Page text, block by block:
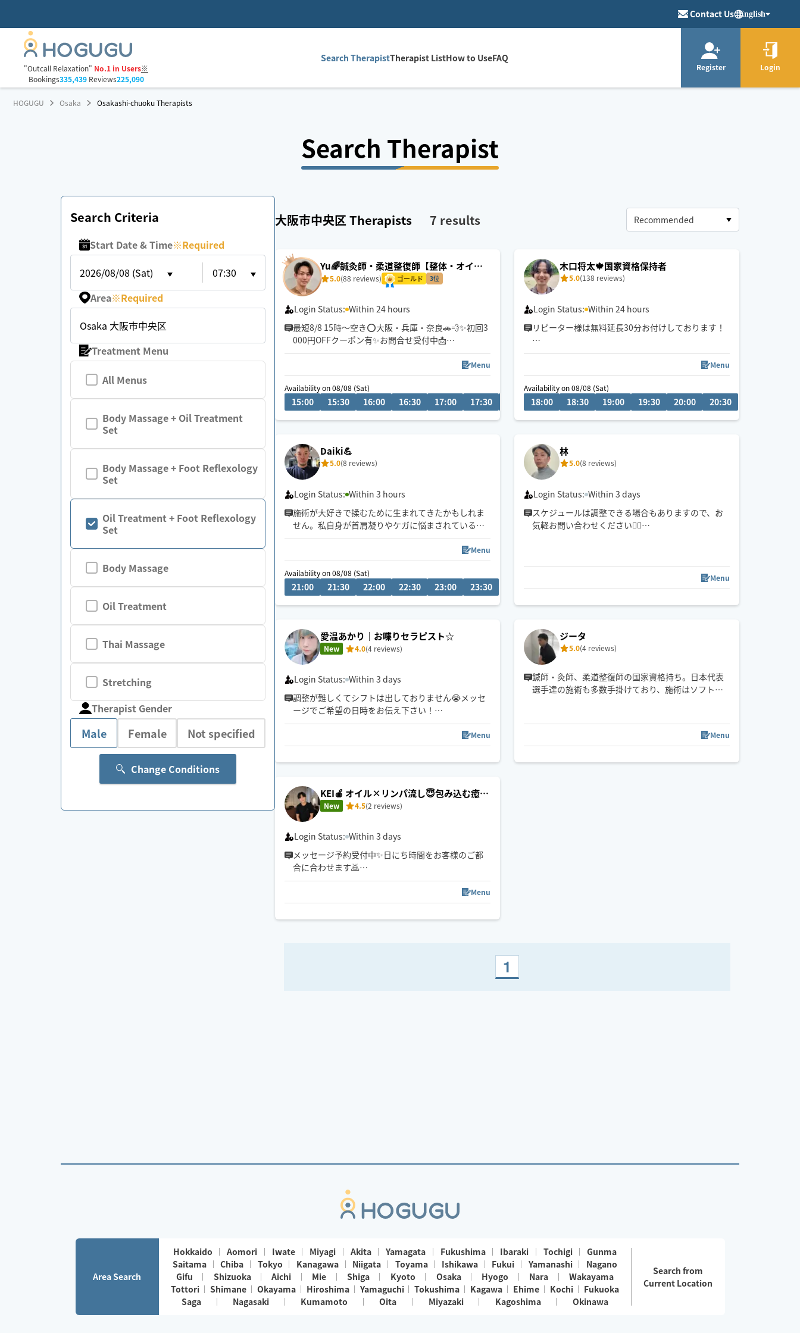
Contact Us English
"Outcall Relaxation" No.1 in Users※
Bookings335,439Reviews225,090
Search TherapistTherapist ListHow to UseFAQ
Register Login
HOGUGU Osaka Osakashi-chuoku Therapists
Search Therapist
Search Criteria
Start Date & Time※Required
2026/08/08 (Sat)
07:30
Area※Required
Osaka 大阪市中央区
Treatment Menu
All Menus
Body Massage + Oil Treatment
Set
Body Massage + Foot Reflexology
Set
Oil Treatment + Foot Reflexology
Set
Body Massage
Oil Treatment
Thai Massage
Stretching
Therapist Gender
Male Female Not specified
Change Conditions
大阪市中央区 Therapists 7 results
Yu🌈鍼灸師・柔道整復師【整体・オイル
マッサージ・フット】
5.0(88 reviews) ゴールド 3位
Login Status: Within 24 hours
最短8/8 15時〜空き⭕️大阪・兵庫・奈良🚗💨✨初回3
000円OFFクーポン有✨お問合せ受付中📩
チャットからもお気軽にお声掛けください。施術中
は遅くなる場合ございますが、必ず返信致します💬
医学知識を基にお一人お一人丁寧に施術させて頂き
Menu
Availability on 08/08 (Sat)
15:00 15:30 16:00 16:30 17:00 17:30 18:30 19:00 19:30 20:00 20:30
木口将太🍁国家資格保持者
5.0(138 reviews)
Login Status: Within 24 hours
リピーター様は無料延長30分お付けしております！
メッセージにて「無料延長希望」とお知らせ下さ
Menu
Availability on 08/08 (Sat)
18:00 18:30 19:00 19:30 20:00 20:30
Daiki💪
5.0(8 reviews)
Login Status: Within 3 hours
施術が大好きで揉むために生まれてきたかもしれま
せん。私自身が首肩凝りやケガに悩まされているた
めお客様の感覚、気持ちに寄り添えるかと思いま
Menu
Availability on 08/08 (Sat)
21:00 21:30 22:00 22:30 23:00 23:30 00:00 00:30 21:00 21:30 22:00 22:30
林
5.0(8 reviews)
Login Status: Within 3 days
スケジュールは調整できる場合もありますので、お
気軽お問い合わせください🙇‍♂️
Menu
愛温あかり｜お喋りセラピスト☆
New 4.0(4 reviews)
Login Status: Within 3 days
調整が難しくてシフトは出しておりません😭メッセ
ージでご希望の日時をお伝え下さい！
お客様1人1人に合った癒しとは？を常に心掛けてお
口コミのご意見、配慮面も改めて見直していきます
🙇‍♀️✨
首・肩・デコルテ・頭まわりを中心に、身体も気持
ちもふっとゆるむ時間を作れますように。
オイルは2種類
セサミ胡麻でツヤツヤ保湿
心をこめて伺います🥺🩵
Menu
ジータ
5.0(4 reviews)
鍼師・灸師、柔道整復師の国家資格持ち。日本代表
選手達の施術も多数手掛けており、施術はソフトか
的自信がありますのでお疲れの方は是非。
Menu
KEI🍎 オイル×リンパ流し😇包み込む癒し
ストローク
New 4.5(2 reviews)
Login Status: Within 3 days
メッセージ予約受付中✨日にち時間をお客様のご都
合に合わせます🙇
初めての方も安心して受けられる、
Menu
1
Area Search
Hokkaido Aomori Iwate Miyagi Akita Yamagata Fukushima Ibaraki Tochigi
Gunma
Saitama
Chiba Tokyo Kanagawa Niigata Toyama Ishikawa Fukui Yamanashi
Nagano
Gifu
Shizuoka Aichi Mie Shiga Kyoto Osaka Hyogo Nara
Wakayama
Tottori
Shimane Okayama Hiroshima Yamaguchi Tokushima Kagawa Ehime Kochi
Fukuoka
Saga
Nagasaki Kumamoto Oita Miyazaki Kagoshima Okinawa
Search from
Current Location